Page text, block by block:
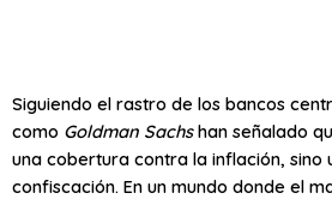
Siguiendo el rastro de los bancos
como Goldman Sachshan señalado
una cobertura contra la inflación,
confiscación. En un mundo donde el